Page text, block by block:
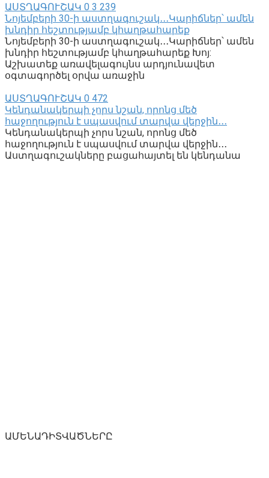
ԱՍՏՂԱԳՈՒՇԱԿ 0 3 239
Նոյեմբերի 30-ի աստղագուշակ․․․Կարիճներ՝ ամեն
խնդիր հեշտությամբ կհաղթահարեք
Նոյեմբերի 30-ի աստղագուշակ․․․Կարիճներ՝ ամեն
խնդիր հեշտությամբ կհաղթահարեք Խոյ:
Աշխատեք առավելագույնս արդյունավետ
օգտագործել օրվա առաջին
ԱՍՏՂԱԳՈՒՇԱԿ 0 472
Կենդանակերպի չորս նշան, որոնց մեծ
հաջողություն է սպասվում տարվա վերջին․․․
Կենդանակերպի չորս նշան, որոնց մեծ
հաջողություն է սպասվում տարվա վերջին․․․
Աստղագուշակները բացահայտել են կենդանա
ԱՄԵՆԱԴԻՏՎԱԾՆԵՐԸ